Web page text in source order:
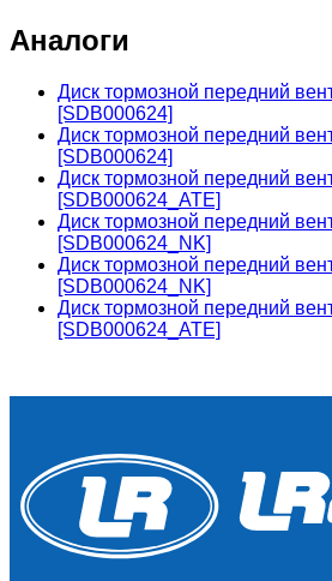
Аналоги
Диск тормозной передний
[SDB000624]
Диск тормозной передний
[SDB000624]
Диск тормозной передний
[SDB000624_ATE]
Диск тормозной передний
[SDB000624_NK]
Диск тормозной передний
[SDB000624_NK]
Диск тормозной передний
[SDB000624_ATE]